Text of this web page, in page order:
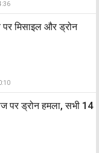
मिसाइल और ड्रोन
पर ड्रोन हमला, सभी 14